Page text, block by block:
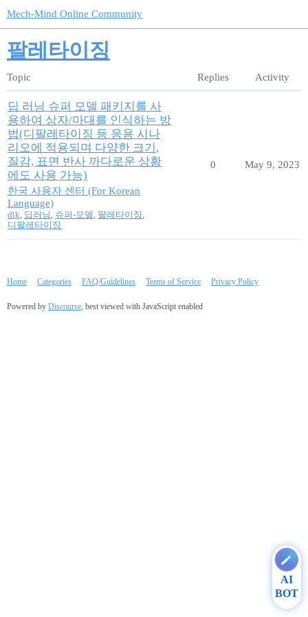
Mech-Mind Online Community
팔레타이징
Topic Replies Activity
딥 러닝 슈퍼 모델 패키지를 사
용하여 상자/마대를 인식하는 방
법(디팔레타이징 등 응용 시나
리오에 적용되며 다양한 크기,
질감, 표면 반사 까다로운 상황
에도 사용 가능)
한국 사용자 센터 (For Korean
Language)
dlk, 딥러닝 , 슈퍼-모델 , 팔레타이징 ,
디팔레타이징
0 May 9, 2023
Home Categories FAQ/Guidelines Terms of Service Privacy Policy
Powered by Discourse , best viewed with JavaScript enabled
AI
BOT